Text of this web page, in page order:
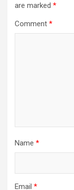
are marked *
Comment *
Name *
Email *